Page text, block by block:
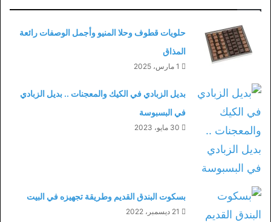
حلويات قطوف وحلا المنيو وأجمل الوصفات رائعة
المذاق
1 مارس، 2025
بديل الزبادي في الكيك والمعجنات .. بديل الزبادي
في البسبوسة
30 مايو، 2023
بسكوت البندق القديم وطريقة تجهيزه في البيت
21 ديسمبر، 2022